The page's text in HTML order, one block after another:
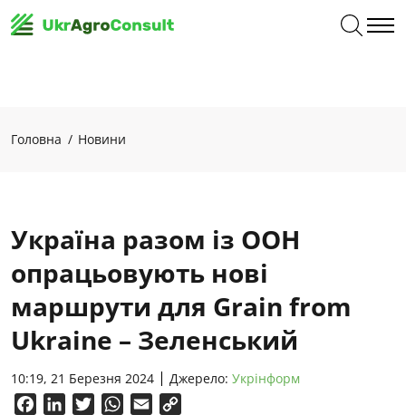
Головна Новини
Україна разом із ООН
опрацьовують нові
маршрути для Grain from
Ukraine – Зеленський
10:19, 21 Березня 2024 Джерело: Укрінформ
FacebookLinkedInTwitterWhatsApp
Email